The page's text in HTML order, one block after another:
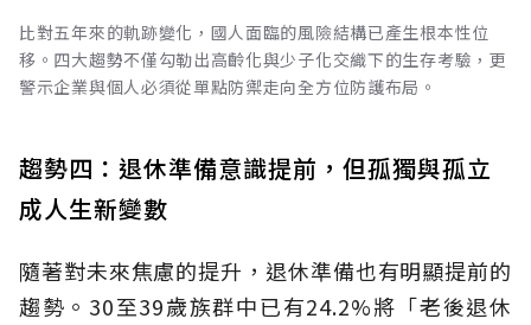
比對五年來的軌跡變化，國人面臨的風險結構已產生根本性位
移。四大趨勢不僅勾勒出高齡化與少子化交織下的生存考驗，更
警示企業與個人必須從單點防禦走向全方位防護布局。
趨勢四：退休準備意識提前，但孤獨與孤立
成人生新變數
隨著對未來焦慮的提升，退休準備也有明顯提前的
趨勢。30至39歲族群中已有24.2%將「老後退休